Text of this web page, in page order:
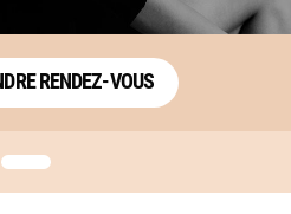
RENDEZ-VOUS